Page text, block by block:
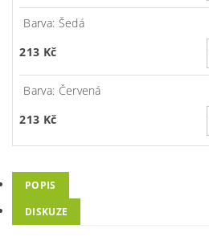
Barva: Šedá
213 Kč
Barva: Červená
213 Kč
POPIS
DISKUZE